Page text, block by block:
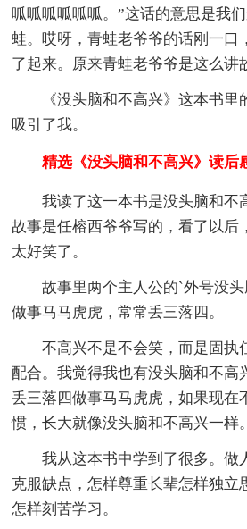
呱呱呱呱呱呱。”这话的意思是我
蛙。哎呀，青蛙老爷爷的话刚一口
了起来。原来青蛙老爷爷是这么讲
《没头脑和不高兴》这本书里
吸引了我。
精选《没头脑和不高兴》读后
我读了这一本书是没头脑和不
故事是任榕西爷爷写的，看了以后
太好笑了。
故事里两个主人公的`外号没头
做事马马虎虎，常常丢三落四。
不高兴不是不会笑，而是固执
配合。我觉得我也有没头脑和不高
丢三落四做事马马虎虎，如果现在
惯，长大就像没头脑和不高兴一样。
我从这本书中学到了很多。做
克服缺点，怎样尊重长辈怎样独立
怎样刻苦学习。